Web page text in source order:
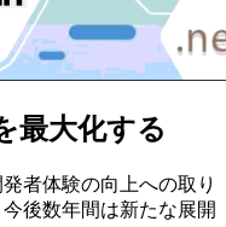
最大化する
者体験の向上への取り
後数年間は新たな展開